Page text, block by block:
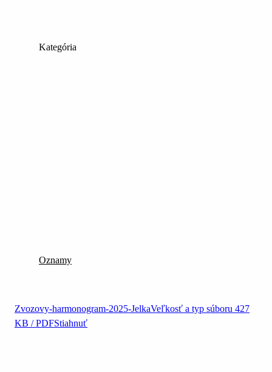
Kategória
Oznamy
Zvozovy-harmonogram-2025-JelkaVeľkosť a typ súboru 427
KB / PDFStiahnuť